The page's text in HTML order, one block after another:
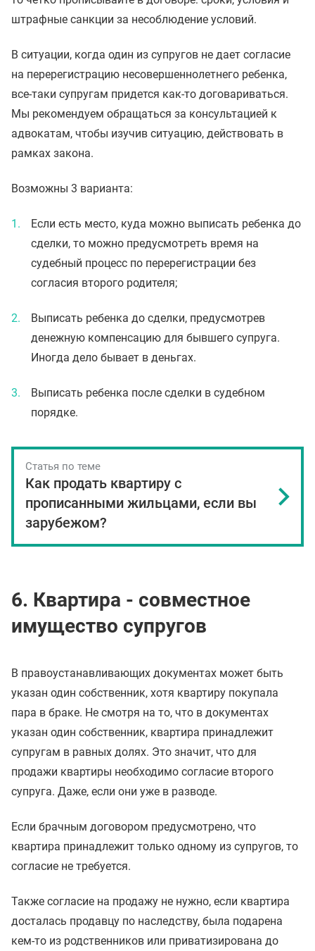
штрафные санкции за несоблюдение условий.
В ситуации, когда один из супругов не дает согласие
на перерегистрацию несовершеннолетнего ребенка,
все-таки супругам придется как-то договариваться.
Мы рекомендуем обращаться за консультацией к
адвокатам, чтобы изучив ситуацию, действовать в
рамках закона.
Возможны 3 варианта:
Если есть место, куда можно выписать ребенка до
сделки, то можно предусмотреть время на
судебный процесс по перерегистрации без
согласия второго родителя;
Выписать ребенка до сделки, предусмотрев
денежную компенсацию для бывшего супруга.
Иногда дело бывает в деньгах.
Выписать ребенка после сделки в судебном
порядке.
Статья по теме
Как продать квартиру с
прописанными жильцами, если вы
зарубежом?
6. Квартира - совместное
имущество супругов
В правоустанавливающих документах может быть
указан один собственник, хотя квартиру покупала
пара в браке. Не смотря на то, что в документах
указан один собственник, квартира принадлежит
супругам в равных долях. Это значит, что для
продажи квартиры необходимо согласие второго
супруга. Даже, если они уже в разводе.
Если брачным договором предусмотрено, что
квартира принадлежит только одному из супругов, то
согласие не требуется.
Также согласие на продажу не нужно, если квартира
досталась продавцу по наследству, была подарена
кем-то из родственников или приватизирована до